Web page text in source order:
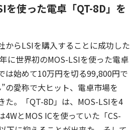
を使った電卓「QT-8D」を
からLSIを購入することに成功した
に世界初のMOS-LSIを使った電卓
は始めて10万円を切る99,800円で
の愛称で大ヒット、電卓市場を
た。「QT-8D」は、MOS-LSIを4
4WとMOS ICを使っていた「CS-